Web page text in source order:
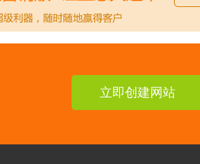
立即创建网站